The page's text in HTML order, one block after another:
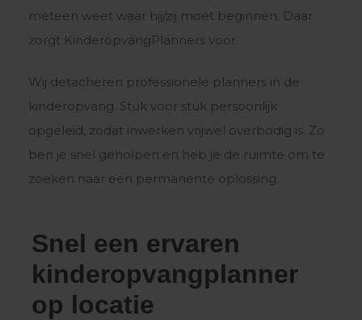
meteen weet waar hij/zij moet beginnen. Daar
zorgt KinderopvangPlanners voor.
Wij detacheren professionele planners in de
kinderopvang. Stuk voor stuk persoonlijk
opgeleid, zodat inwerken vrijwel overbodig is. Zo
ben je snel geholpen en heb je de ruimte om te
zoeken naar een permanente oplossing.
Snel een ervaren
kinderopvangplanner
op locatie